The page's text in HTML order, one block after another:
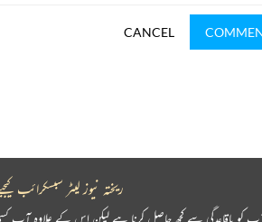
CANCEL
ریختہ نیوز لیٹر سبسکرائب
کو باقاعدگی سے کچھ حاصل کرنا ہے لیکن اس کے علاوہ آپ